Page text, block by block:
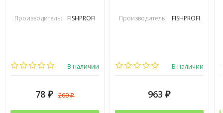
Производитель: FISHPROFI
В наличии
78 ₽ 260₽
Производитель: FISHPROFI
В наличии
963 ₽